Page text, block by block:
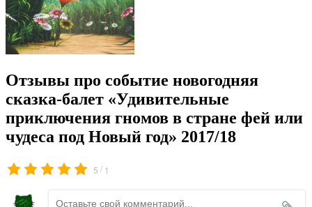
Отзывы про событие новогодняя
сказка-балет «Удивительные
приключения гномов в стране фей или
чудеса под Новый год» 2017/18
5 / 1